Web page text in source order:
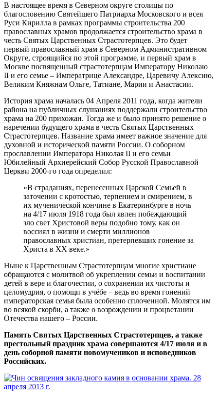
В настоящее время в Северном округе столицы по
благословению Святейшего Патриарха Московского и всея
Руси Кирилла в рамках программы строительства 200
православных храмов продолжается строительство храма в
честь Святых Царственных Страстотерпцев. Это будет
первый православный храм в Северном Административном
Округе, строящийся по этой программе, и первый храм в
Москве посвященный страстотерпцам Императору Николаю
II и его семье – Императрице Александре, Царевичу Алексию,
Великим Княжнам Ольге, Татиане, Марии и Анастасии.
История храма началась 04 Апреля 2011 года, когда жители
района на публичных слушаниях поддержали строительство
храма на 200 прихожан. Тогда же и было принято решение о
наречении будущего храма в честь Святых Царственных
Страстотерпцев. Название храма имеет важное значение для
духовной и исторической памяти России. О соборном
прославлении Императора Николая II и его семьи
Юбилейный Архиерейский Собор Русской Православной
Церкви 2000-го года определил:
«В страданиях, перенесенных Царской Семьей в
заточении с кротостью, терпением и смирением, в
их мученической кончине в Екатеринбурге в ночь
на 4/17 июля 1918 года был явлен побеждающий
зло свет Христовой веры подобно тому, как он
воссиял в жизни и смерти миллионов
православных христиан, претерпевших гонение за
Христа в XX веке.»
Ныне к Царственным Страстотерпцам многие христиане
обращаются с молитвой об укреплении семьи и воспитании
детей в вере и благочестии, о сохранении их чистоты и
целомудрия, о помощи в учёбе – ведь во время гонений
императорская семья была особенно сплоченной. Молятся им
во всякой скорби, а также о возрождении и процветании
Отечества нашего – России.
Память Святых Царственных Страстотерпцев, а также
престольный праздник храма совершаются 4/17 июля и в
день соборной памяти новомучеников и исповедников
Российских.